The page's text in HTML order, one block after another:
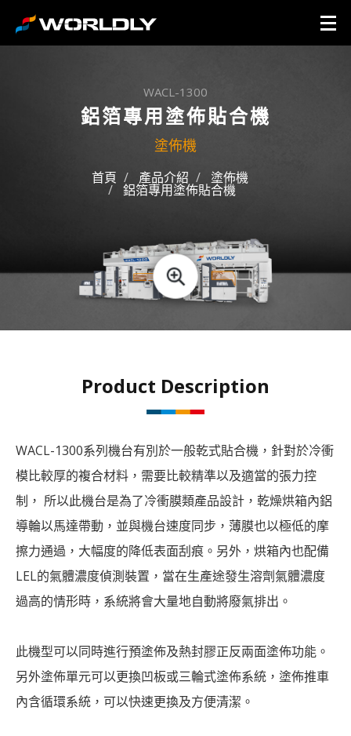
WACL-1300
鋁箔專用塗佈貼合機
塗佈機
首頁 產品介紹 塗佈機
鋁箔專用塗佈貼合機
Product Description
WACL-1300系列機台有別於一般乾式貼合機，針對於冷衝
模比較厚的複合材料，需要比較精準以及適當的張力控
制， 所以此機台是為了冷衝膜類產品設計，乾燥烘箱內鋁
導輪以馬達帶動，並與機台速度同步，薄膜也以極低的摩
擦力通過，大幅度的降低表面刮痕。另外，烘箱內也配備
LEL的氣體濃度偵測裝置，當在生產途發生溶劑氣體濃度
過高的情形時，系統將會大量地自動將廢氣排出。
此機型可以同時進行預塗佈及熱封膠正反兩面塗佈功能。
另外塗佈單元可以更換凹板或三輪式塗佈系統，塗佈推車
內含循環系統，可以快速更換及方便清潔。